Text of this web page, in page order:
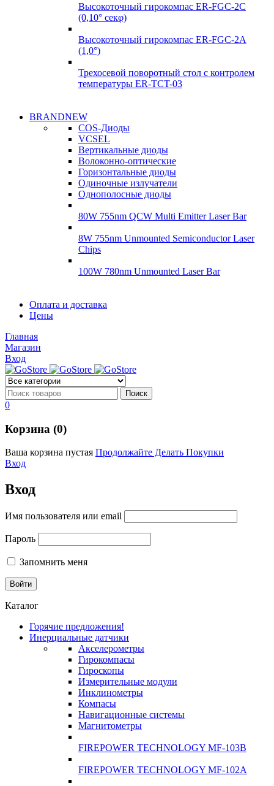
Высокоточный гирокомпас ER-FGC-2C
(0,10° секφ)
Высокоточный гирокомпас ER-FGC-2A
(1,0°)
Трехосевой поворотный стол с контролем
температуры ER-TCT-03
Гироскопы
Подробнее
Надежные поставки
Гироскопы
Подробнее
BRANDNEW
COS-Диоды
VCSEL
Вертикальные диоды
Волоконно-оптические
Горизонтальные диоды
Одиночные излучатели
Однополосные диоды
80W 755nm QCW Multi Emitter Laser Bar
8W 755nm Unmounted Semiconductor Laser
Chips
100W 780nm Unmounted Laser Bar
Диоды
Оплата и доставка
Цены
Главная
Магазин
Вход
0
Корзина (0)
Ваша корзина пустая Продолжайте Делать Покупки
Вход
Вход
Имя пользователя или email
Пароль
Запомнить меня
Каталог
Горячие предложения!
Инерциальные датчики
Акселерометры
Гирокомпасы
Гироскопы
Измерительные модули
Инклинометры
Компасы
Навигационные системы
Магнитометры
FIREPOWER TECHNOLOGY MF-103B
FIREPOWER TECHNOLOGY MF-102A